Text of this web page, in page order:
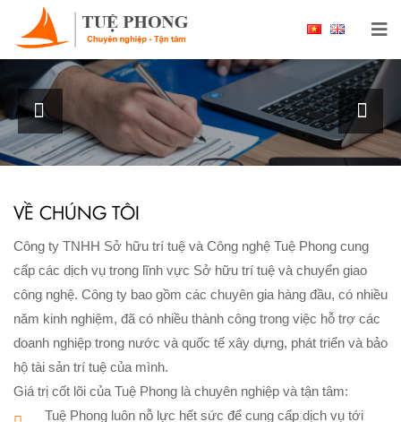
Chào mừng bạn đến với Công ty TNHH Sở hữu
trí tuệ và Công nghệ Tuệ Phong
XEM THÊM
VỀ CHÚNG TÔI
Công ty TNHH Sở hữu trí tuệ và Công nghệ Tuệ Phong cung
cấp các dịch vụ trong lĩnh vực Sở hữu trí tuệ và chuyển giao
công nghệ. Công ty bao gồm các chuyên gia hàng đầu, có nhiều
năm kinh nghiệm, đã có nhiều thành công trong việc hỗ trợ các
doanh nghiệp trong nước và quốc tế xây dựng, phát triển và bảo
hộ tài sản trí tuệ của mình.
Giá trị cốt lõi của Tuệ Phong là chuyên nghiệp và tận tâm:
Tuệ Phong luôn nỗ lực hết sức để cung cấp dịch vụ tới